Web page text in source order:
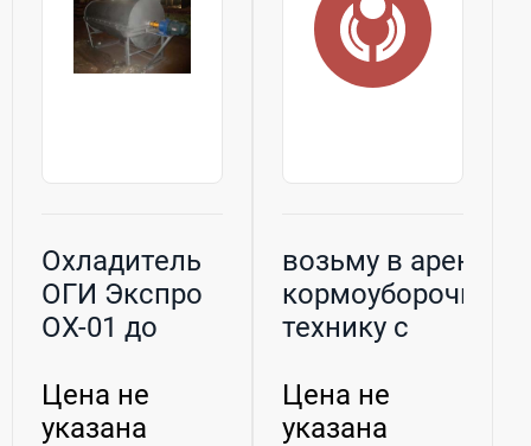
Охладитель
ОГИ Экспро
ОХ-01 до
Цена не
указана
возьму в аренду
кормоуборочную
технику с
Цена не
указана